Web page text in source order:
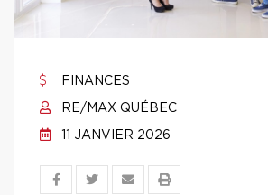
FINANCES
RE/MAX QUÉBEC
11 JANVIER 2026